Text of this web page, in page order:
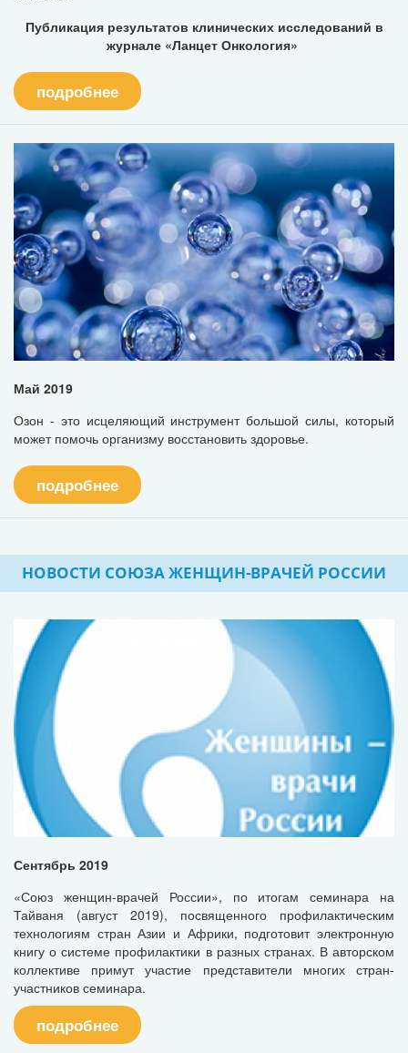
Публикация результатов клинических исследований в
журнале «Ланцет Онкология»
подробнее
Май 2019
Озон - это исцеляющий инструмент большой силы, который
может помочь организму восстановить здоровье.
подробнее
НОВОСТИ СОЮЗА ЖЕНЩИН-ВРАЧЕЙ РОССИИ
Сентябрь 2019
«Союз женщин-врачей России», по итогам семинара на
Тайваня (август 2019), посвященного профилактическим
технологиям стран Азии и Африки, подготовит электронную
книгу о системе профилактики в разных странах. В авторском
коллективе примут участие представители многих стран-
участников семинара.
подробнее